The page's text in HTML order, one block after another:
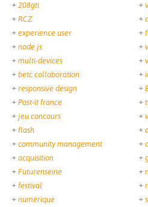
208gti
RCZ
experience user
node.js
multi-devices
betc collaboration
responsive design
Post-it france
jeu concours
flash
community management
acquisition
Futurenseine
festival
numérique